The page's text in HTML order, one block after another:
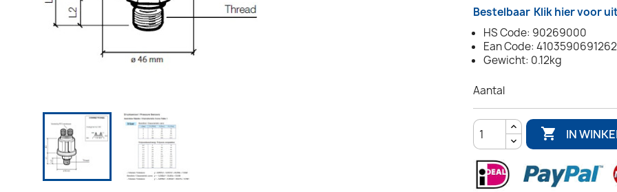
Bestelbaar Klik hier voor
HS Code: 90269000
Ean Code: 4103590691262
Gewicht: 0.12kg
Aantal
 IN